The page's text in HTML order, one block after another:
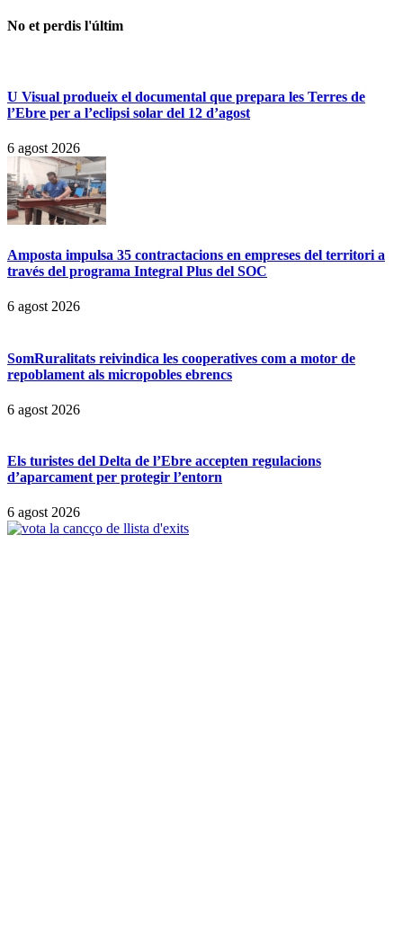
No et perdis l'últim
U Visual produeix el documental que prepara les Terres de
l’Ebre per a l’eclipsi solar del 12 d’agost
6 agost 2026
Amposta impulsa 35 contractacions en empreses del territori a
través del programa Integral Plus del SOC
6 agost 2026
SomRuralitats reivindica les cooperatives com a motor de
repoblament als micropobles ebrencs
6 agost 2026
Els turistes del Delta de l’Ebre accepten regulacions
d’aparcament per protegir l’entorn
6 agost 2026